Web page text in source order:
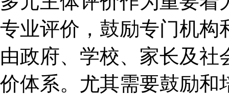
专业评价，鼓励专门机构
由政府、学校、家长及
价体系。尤其需要鼓励和